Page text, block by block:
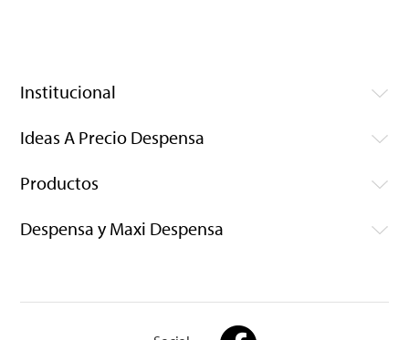
Institucional
Ideas A Precio Despensa
Productos
Despensa y Maxi Despensa